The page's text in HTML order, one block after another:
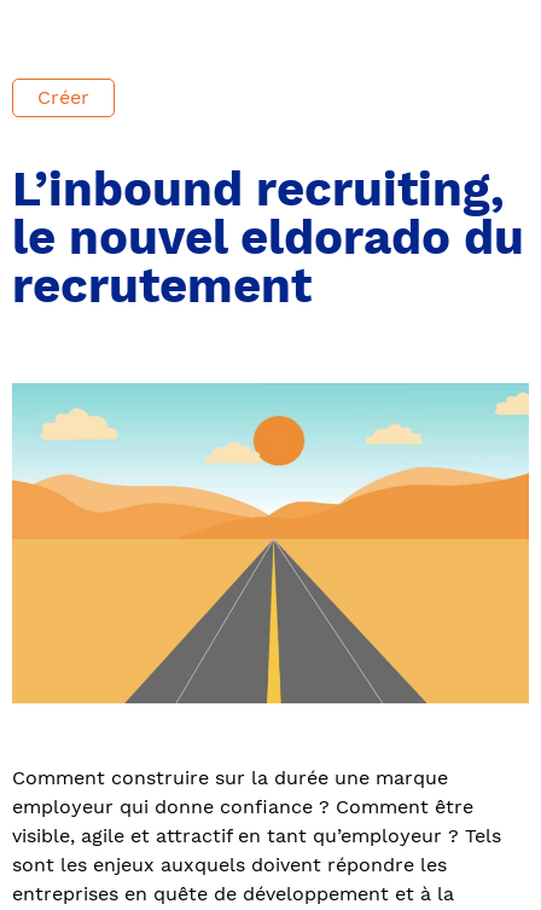
Créer
L’inbound recruiting,
le nouvel eldorado du
recrutement
Comment construire sur la durée une marque
employeur qui donne confiance ? Comment être
visible, agile et attractif en tant qu’employeur ? Tels
sont les enjeux auxquels doivent répondre les
entreprises en quête de développement et à la